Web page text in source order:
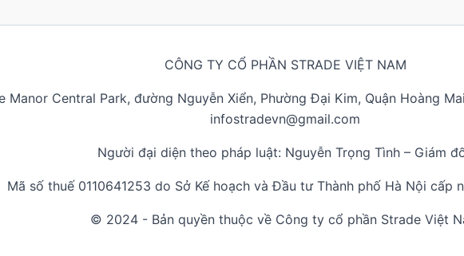
CÔNG TY CỔ PHẦN STRADE VIỆT NAM
Manor Central Park, đường Nguyễn Xiển, Phường Đại Kim, Quận Hoàng
infostradevn@gmail.com
Người đại diện theo pháp luật: Nguyễn Trọng Tình – Giám
Mã số thuế 0110641253 do Sở Kế hoạch và Đầu tư Thành phố Hà Nội cấp
© 2024 - Bản quyền thuộc về Công ty cổ phần Strade Việt